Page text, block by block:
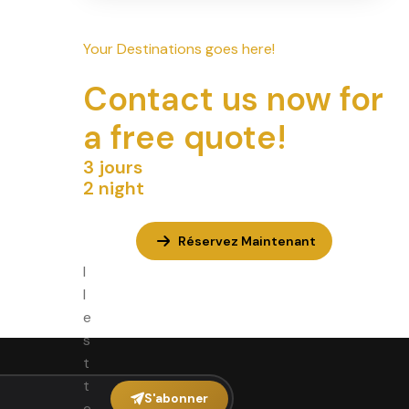
Your Destinations goes here!
Contact us now for
a free quote!
3 jours
2 night
Réservez Maintenant
I
l
e
s
t
t
S'abonner